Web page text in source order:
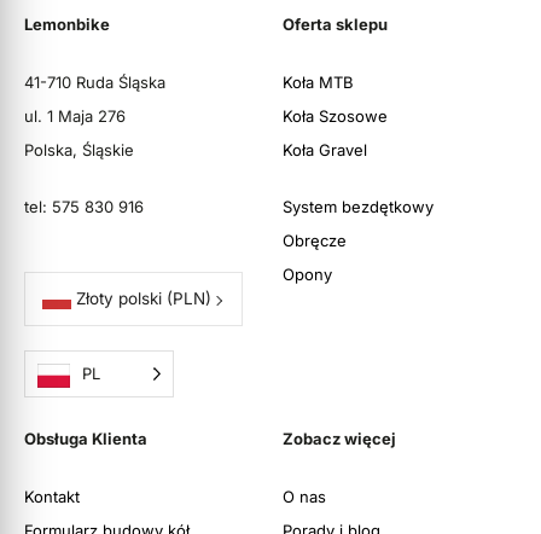
Lemonbike
41-710 Ruda Śląska
ul. 1 Maja 276
Polska, Śląskie
tel: 575 830 916
Złoty polski (PLN)
PL
Oferta sklepu
Koła MTB
Koła Szosowe
Koła Gravel
System bezdętkowy
Obręcze
Opony
Obsługa Klienta
Kontakt
Zobacz więcej
O nas